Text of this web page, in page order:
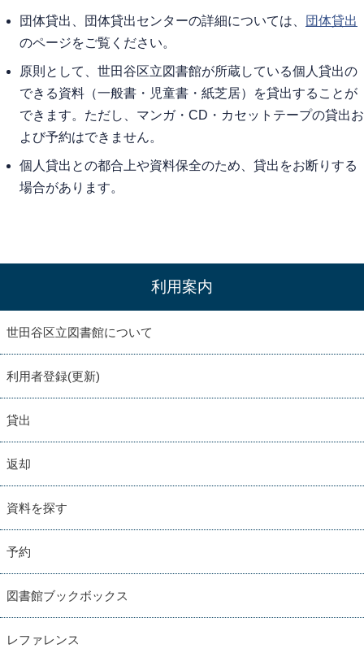
団体貸出、団体貸出センターの詳細については、
団体貸出
のページをご覧ください。
原則として、世田谷区立図書館が所蔵している個人貸出の
できる資料（一般書・児童書・紙芝居）を貸出することが
できます。ただし、マンガ・CD・カセットテープの貸出お
よび予約はできません。
個人貸出との都合上や資料保全のため、貸出をお断りする
場合があります。
利用案内
世田谷区立図書館について
利用者登録(更新)
貸出
返却
資料を探す
予約
図書館ブックボックス
レファレンス